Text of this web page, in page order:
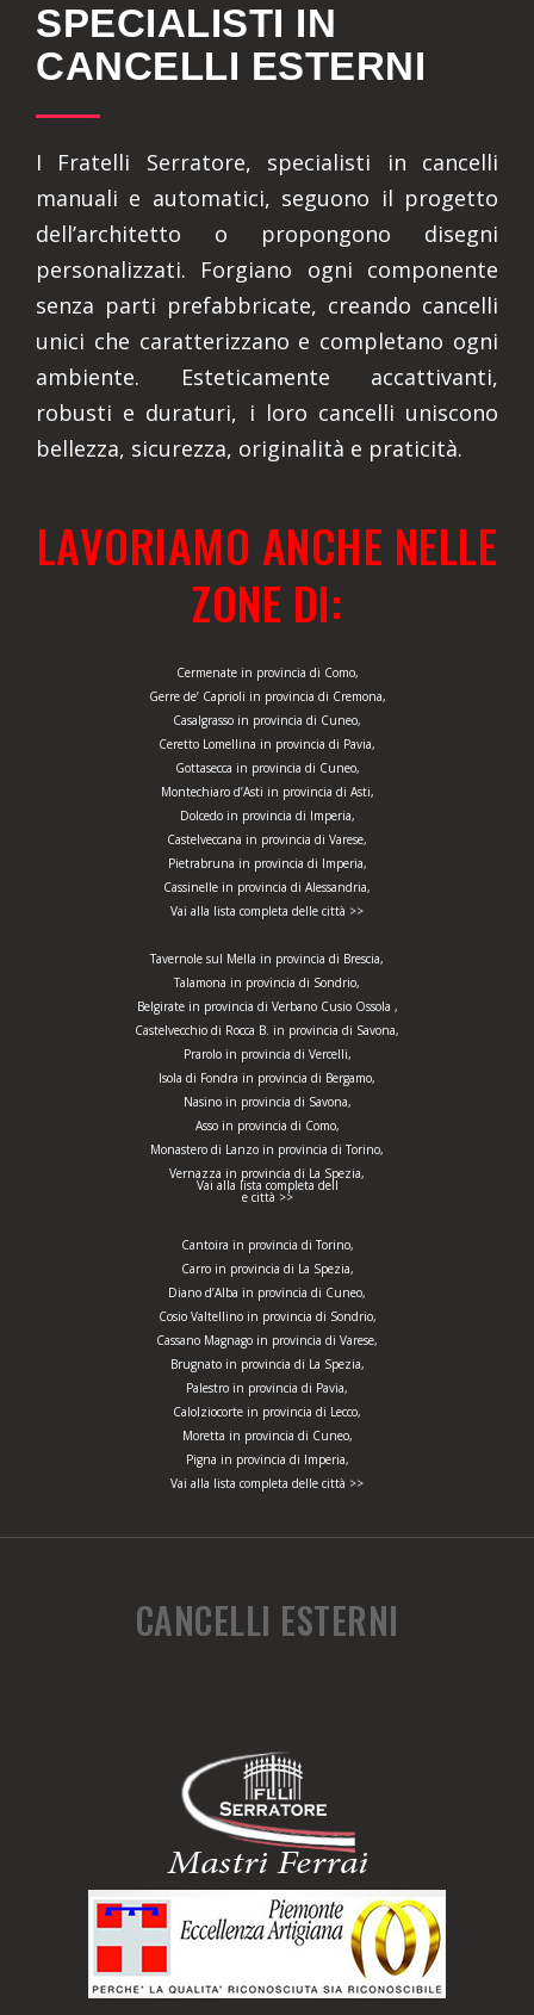
SPECIALISTI IN
CANCELLI ESTERNI
I Fratelli Serratore, specialisti in cancelli
manuali e automatici, seguono il progetto
dell’architetto o propongono disegni
personalizzati. Forgiano ogni componente
senza parti prefabbricate, creando cancelli
unici che caratterizzano e completano ogni
ambiente. Esteticamente accattivanti,
robusti e duraturi, i loro cancelli uniscono
bellezza, sicurezza, originalità e praticità.
LAVORIAMO ANCHE NELLE
ZONE DI:
Cermenate in provincia di Como,
Gerre de’ Caprioli in provincia di Cremona,
Casalgrasso in provincia di Cuneo,
Ceretto Lomellina in provincia di Pavia,
Gottasecca in provincia di Cuneo,
Montechiaro d’Asti in provincia di Asti,
Dolcedo in provincia di Imperia,
Castelveccana in provincia di Varese,
Pietrabruna in provincia di Imperia,
Cassinelle in provincia di Alessandria,
Vai alla lista completa delle città >>
Tavernole sul Mella in provincia di Brescia,
Talamona in provincia di Sondrio,
Belgirate in provincia di Verbano Cusio Ossola ,
Castelvecchio di Rocca B. in provincia di Savona,
Prarolo in provincia di Vercelli,
Isola di Fondra in provincia di Bergamo,
Nasino in provincia di Savona,
Asso in provincia di Como,
Monastero di Lanzo in provincia di Torino,
Vernazza in provincia di La Spezia,
Vai alla lista completa dell
e città >>
Cantoira in provincia di Torino,
Carro in provincia di La Spezia,
Diano d’Alba in provincia di Cuneo,
Cosio Valtellino in provincia di Sondrio,
Cassano Magnago in provincia di Varese,
Brugnato in provincia di La Spezia,
Palestro in provincia di Pavia,
Calolziocorte in provincia di Lecco,
Moretta in provincia di Cuneo,
Pigna in provincia di Imperia,
Vai alla lista completa delle città >>
CANCELLI ESTERNI